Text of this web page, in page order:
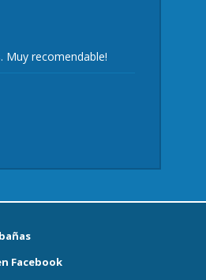
Muy recomendable!
Facebook